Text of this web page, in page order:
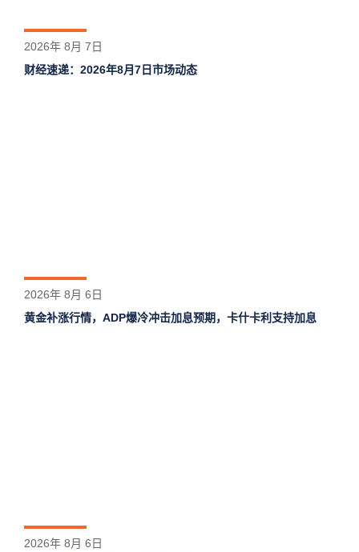
2026年 8月 7日
财经速递：2026年8月7日市场动态
2026年 8月 6日
黄金补涨行情，ADP爆冷冲击加息预期，卡什卡利支持加息
2026年 8月 6日